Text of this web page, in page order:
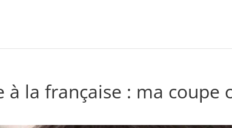
à la française : ma coupe